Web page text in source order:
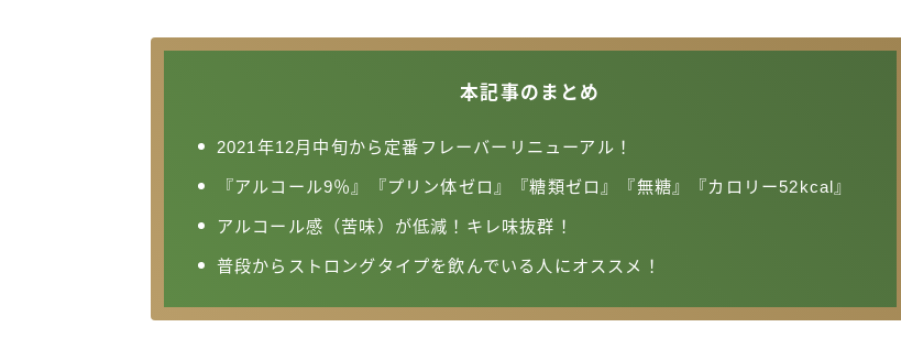
その他メーカー
素滴しぼり
本記事のまとめ
2021年12月中旬から定番フレーバーリニューアル！
『アルコール9％』『プリン体ゼロ』『糖類ゼロ』『無糖』『カロリー52kcal』
アルコール感（苦味）が低減！キレ味抜群！
普段からストロングタイプを飲んでいる人にオススメ！